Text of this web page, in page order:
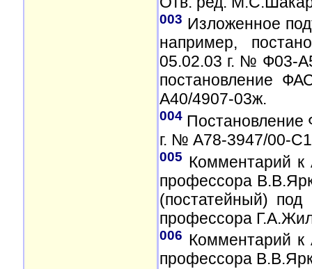
003 Изложенное
например,
05.02.03 г. № Ф03-
постановление
А40/4907-03ж.
004Постановление
г. № А78-3947/00-
005 Комментарий
профессора
(постатейный)
профессора
006 Комментарий
профессора